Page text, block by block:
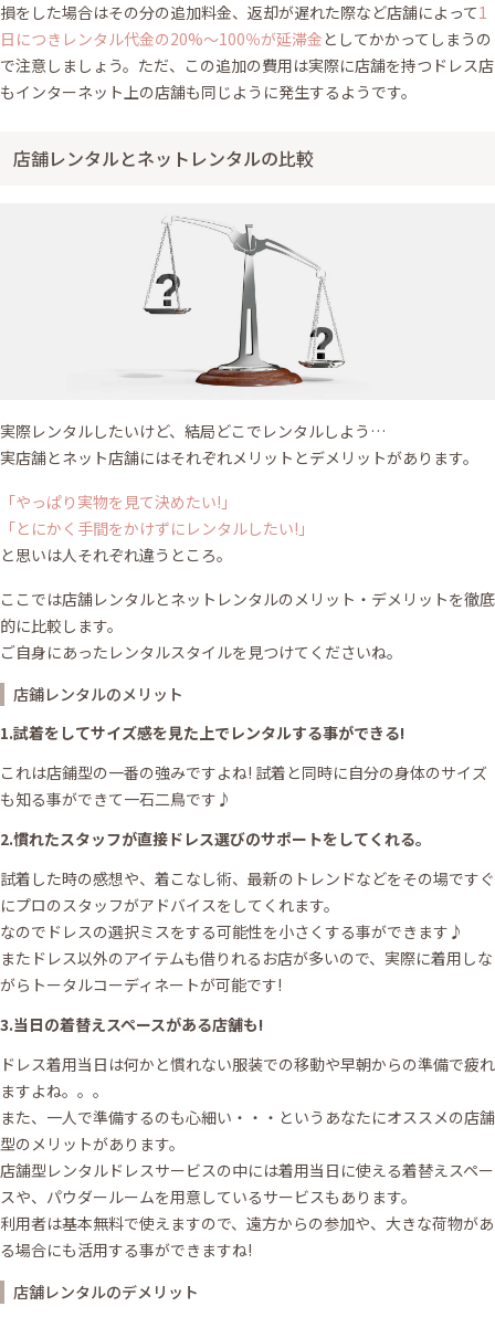
損をした場合はその分の追加料金、返却が遅れた際など店舗によって1
日につきレンタル代金の20%〜100％が延滞金 としてかかってしまうの
で注意しましょう。ただ、この追加の費用は実際に店舗を持つドレス店
もインターネット上の店舗も同じように発生するようです。
店舗レンタルとネットレンタルの比較
実際レンタルしたいけど、結局どこでレンタルしよう…
実店舗とネット店舗にはそれぞれメリットとデメリットがあります。
「やっぱり実物を見て決めたい!」
「とにかく手間をかけずにレンタルしたい!」
と思いは人それぞれ違うところ。
ここでは店舗レンタルとネットレンタルのメリット・デメリットを徹底
的に比較します。
ご自身にあったレンタルスタイルを見つけてくださいね。
店鋪レンタルのメリット
1.試着をしてサイズ感を見た上でレンタルする事ができる!
これは店鋪型の一番の強みですよね! 試着と同時に自分の身体のサイズ
も知る事ができて一石二鳥です♪
2.慣れたスタッフが直接ドレス選びのサポートをしてくれる。
試着した時の感想や、着こなし術、最新のトレンドなどをその場ですぐ
にプロのスタッフがアドバイスをしてくれます。
なのでドレスの選択ミスをする可能性を小さくする事ができます♪
またドレス以外のアイテムも借りれるお店が多いので、実際に着用しな
がらトータルコーディネートが可能です!
3.当日の着替えスペースがある店舗も!
ドレス着用当日は何かと慣れない服装での移動や早朝からの準備で疲れ
ますよね。。。
また、一人で準備するのも心細い・・・というあなたにオススメの店舗
型のメリットがあります。
店舗型レンタルドレスサービスの中には着用当日に使える着替えスペー
スや、パウダールームを用意しているサービスもあります。
利用者は基本無料で使えますので、遠方からの参加や、大きな荷物があ
る場合にも活用する事ができますね!
店舗レンタルのデメリット